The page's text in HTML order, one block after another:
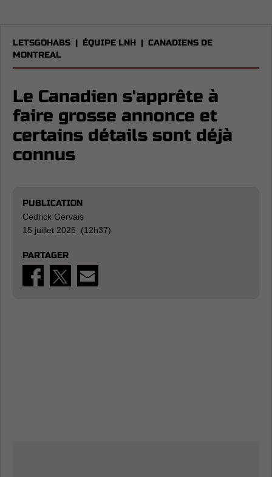
LETSGOHABS | ÉQUIPE LNH | CANADIENS DE
MONTREAL
Le Canadien s'apprête à
faire grosse annonce et
certains détails sont déjà
connus
PUBLICATION
Cedrick Gervais
15 juillet 2025 (12h37)
PARTAGER